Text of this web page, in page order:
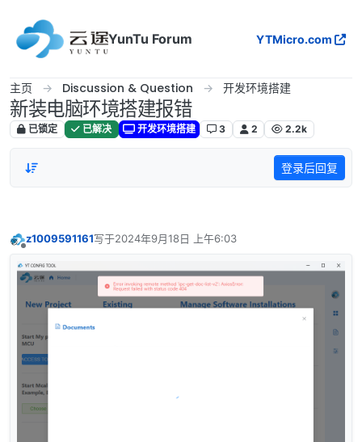
YunTu Forum
YTMicro.com
主页 Discussion & Question 开发环境搭建
新装电脑环境搭建报错
已锁定 已解决 开发环境搭建 3 2 2.2k
登录后回复
z1009591161写于2024年9月18日 上午6:03
最后由 编辑